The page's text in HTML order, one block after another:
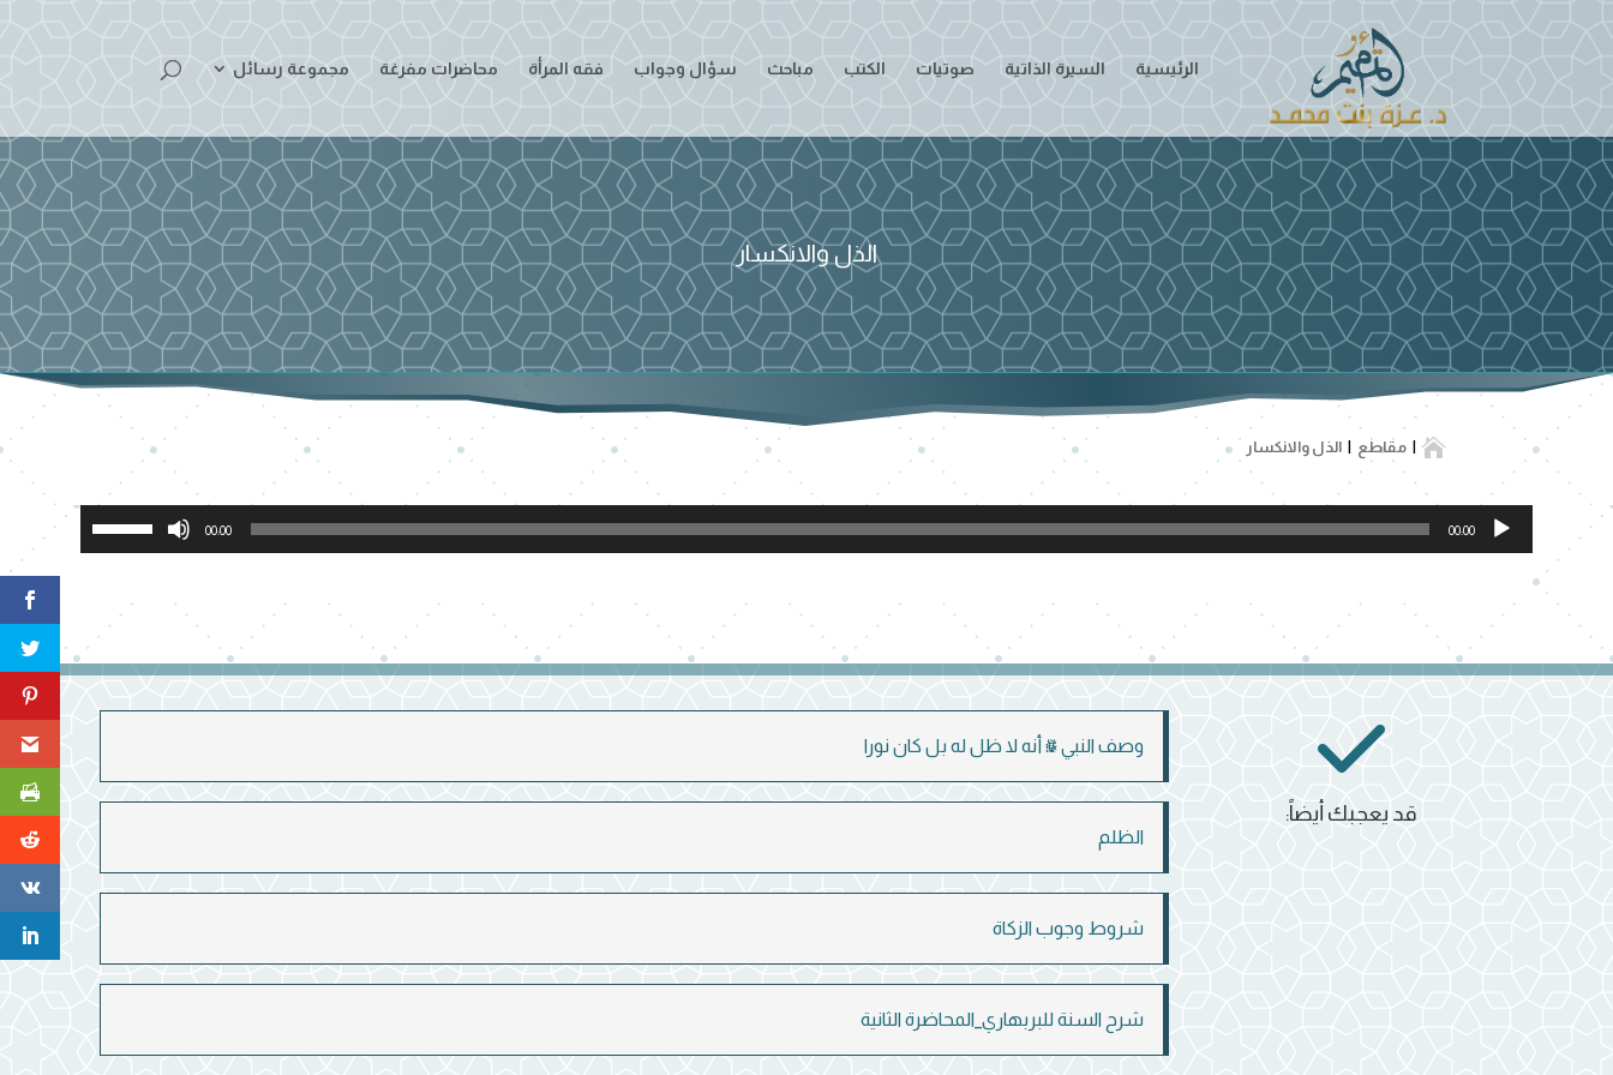
الرئيسية السيرة الذاتية صوتيات الكتب مباحث سؤال وجواب فقه المرأة محاضرات مفرغة مجموعة رسائل
الذل والانكسار
 مقاطع الذل والانكسار
مشغل
الصوت
00:00
00:00
استخدم
مفاتيح
أسفل
لزيادة
مستوى
الصوت.
وصف النبي ﷺ أنه لا ظل له بل كان نورا
الظلم
شروط وجوب الزكاة
شرح السنة للبربهاري_المحاضرة الثانية
قد يعجبك أيضاً: